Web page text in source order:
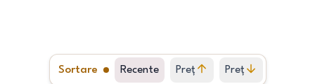
Sortare Recente Preț
crescător
Preț
descrescător